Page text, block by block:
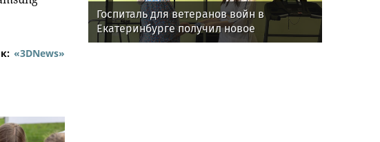
«3DNews»
Госпиталь для ветеранов войн в
Екатеринбурге получил новое
оборудование для реабилитации